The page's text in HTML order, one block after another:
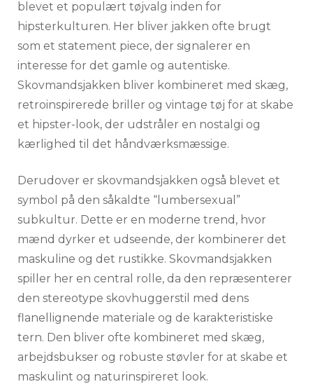
blevet et populært tøjvalg inden for
hipsterkulturen. Her bliver jakken ofte brugt
som et statement piece, der signalerer en
interesse for det gamle og autentiske.
Skovmandsjakken bliver kombineret med skæg,
retroinspirerede briller og vintage tøj for at skabe
et hipster-look, der udstråler en nostalgi og
kærlighed til det håndværksmæssige.
Derudover er skovmandsjakken også blevet et
symbol på den såkaldte “lumbersexual”
subkultur. Dette er en moderne trend, hvor
mænd dyrker et udseende, der kombinerer det
maskuline og det rustikke. Skovmandsjakken
spiller her en central rolle, da den repræsenterer
den stereotype skovhuggerstil med dens
flanellignende materiale og de karakteristiske
tern. Den bliver ofte kombineret med skæg,
arbejdsbukser og robuste støvler for at skabe et
maskulint og naturinspireret look.